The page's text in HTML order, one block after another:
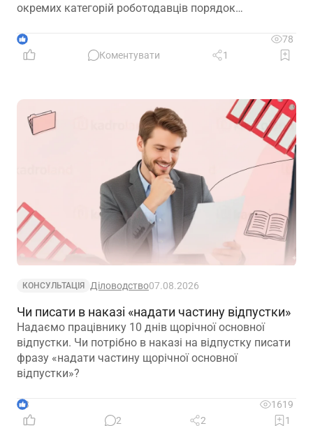
окремих категорій роботодавців порядок
врахувати специфіку їхньої діяльності та усунути
практичні труднощі із виконанням законодавчих
1
78
Коментувати
1
КОНСУЛЬТАЦІЯ Діловодство07.08.2026
Чи писати в наказі «надати частину відпустки»
Надаємо працівнику 10 днів щорічної основної
відпустки. Чи потрібно в наказі на відпустку писати
фразу «надати частину щорічної основної
відпустки»?
3
1619
2
2 1